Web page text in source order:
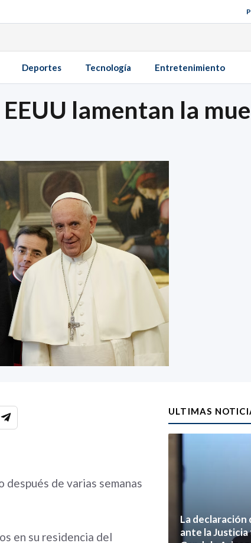
Deportes Tecnología Entretenimiento
lamentan la
de varias semanas
en su residencia del
ULTIMAS
La declaración
ante la